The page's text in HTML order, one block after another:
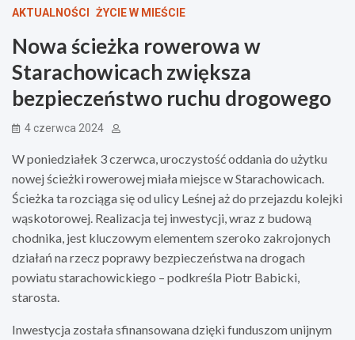
AKTUALNOŚCI ŻYCIE W MIEŚCIE
Nowa ścieżka rowerowa w
Starachowicach zwiększa
bezpieczeństwo ruchu drogowego
4 czerwca 2024
W poniedziałek 3 czerwca, uroczystość oddania do użytku
nowej ścieżki rowerowej miała miejsce w Starachowicach.
Ścieżka ta rozciąga się od ulicy Leśnej aż do przejazdu kolejki
wąskotorowej. Realizacja tej inwestycji, wraz z budową
chodnika, jest kluczowym elementem szeroko zakrojonych
działań na rzecz poprawy bezpieczeństwa na drogach
powiatu starachowickiego – podkreśla Piotr Babicki,
starosta.
Inwestycja została sfinansowana dzięki funduszom unijnym